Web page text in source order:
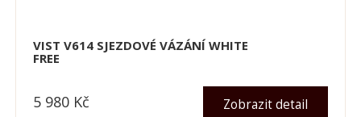
VIST V614 SJEZDOVÉ VÁZÁNÍ WHITE
FREE
Zobrazit detail
5 980 Kč